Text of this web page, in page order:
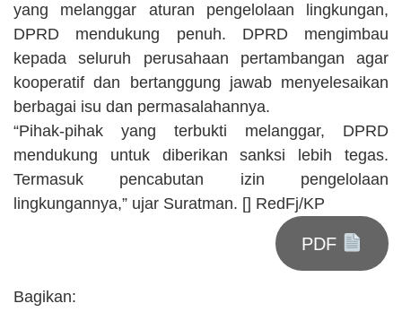
yang melanggar aturan pengelolaan lingkungan,
DPRD mendukung penuh. DPRD mengimbau
kepada seluruh perusahaan pertambangan agar
kooperatif dan bertanggung jawab menyelesaikan
berbagai isu dan permasalahannya.
“Pihak-pihak yang terbukti melanggar, DPRD
mendukung untuk diberikan sanksi lebih tegas.
Termasuk pencabutan izin pengelolaan
lingkungannya,” ujar Suratman. [] RedFj/KP
PDF
Bagikan: